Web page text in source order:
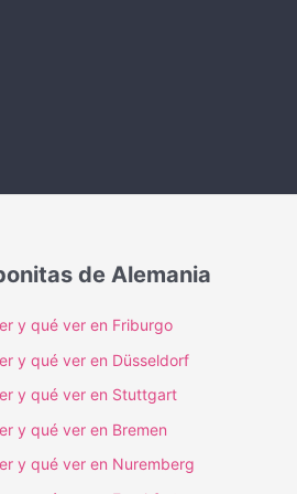
de Alemania
y qué ver en Friburgo
y qué ver en Düsseldorf
y qué ver en Stuttgart
y qué ver en Bremen
y qué ver en Nuremberg